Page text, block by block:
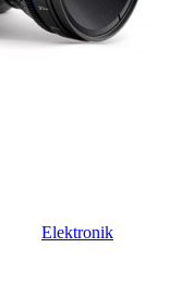
Elektronik